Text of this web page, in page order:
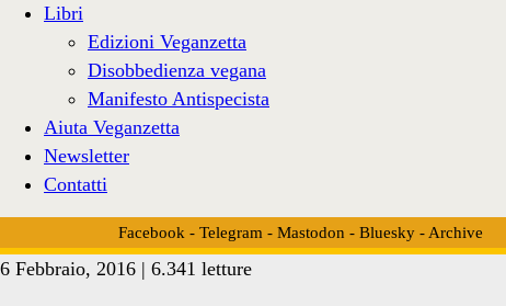
Libri
Edizioni Veganzetta
Disobbedienza vegana
Manifesto Antispecista
Aiuta Veganzetta
Newsletter
Contatti
Facebook - Telegram - Mastodon - Bluesky- Archive
6 Febbraio, 2016 | 6.341 letture